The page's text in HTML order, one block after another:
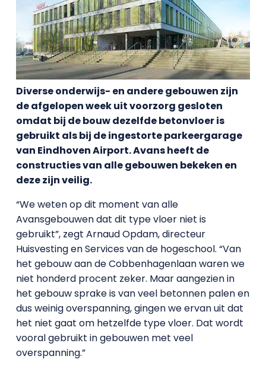
Diverse onderwijs- en andere gebouwen zijn
de afgelopen week uit voorzorg gesloten
omdat bij de bouw dezelfde betonvloer is
gebruikt als bij de ingestorte parkeergarage
van Eindhoven Airport. Avans heeft de
constructies van alle gebouwen bekeken en
deze zijn veilig.
“We weten op dit moment van alle
Avansgebouwen dat dit type vloer niet is
gebruikt”, zegt Arnaud Opdam, directeur
Huisvesting en Services van de hogeschool. “Van
het gebouw aan de Cobbenhagenlaan waren we
niet honderd procent zeker. Maar aangezien in
het gebouw sprake is van veel betonnen palen en
dus weinig overspanning, gingen we ervan uit dat
het niet gaat om hetzelfde type vloer. Dat wordt
vooral gebruikt in gebouwen met veel
overspanning.”